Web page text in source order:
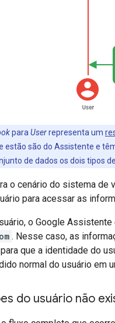
para Userrepresenta um
estão são do Assistente e
de dados os dois tipos
o cenário do sistema
para acessar as
o Google
. Nesse caso, as
que a identidade do
normal do usuário em
do usuário não